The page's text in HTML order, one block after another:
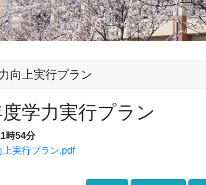
向上実行プラン
学力実行プラン
時54分
実行プラン.pdf